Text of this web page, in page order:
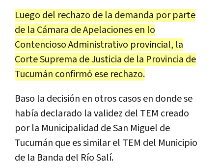
Luego del rechazo de la demanda por parte
de la Cámara de Apelaciones en lo
Contencioso Administrativo provincial, la
Corte Suprema de Justicia de la Provincia de
Tucumán confirmó ese rechazo.
Baso la decisión en otros casos en donde se
había declarado la validez del TEM creado
por la Municipalidad de San Miguel de
Tucumán que es similar el TEM del Municipio
de la Banda del Río Salí.